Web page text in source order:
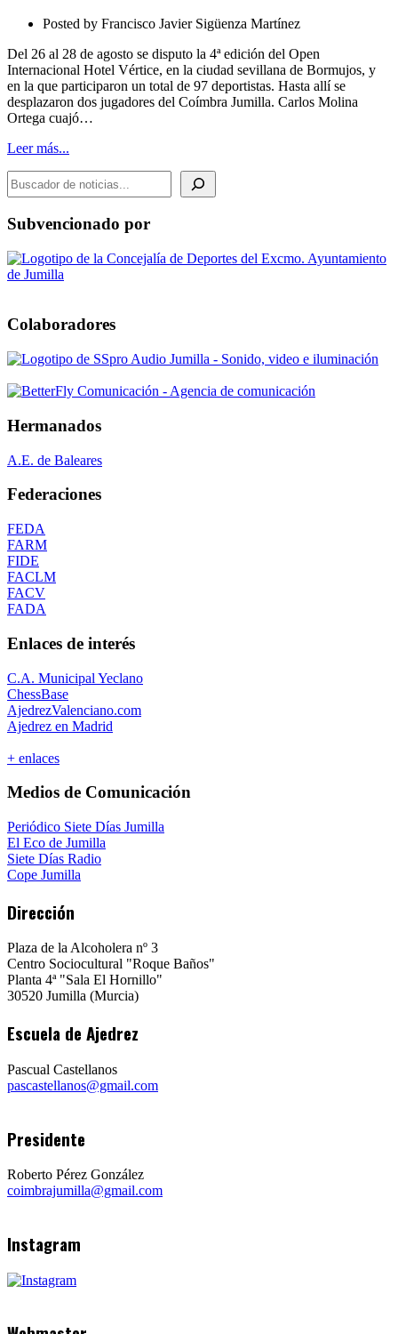
Bormujos
Posted by Francisco Javier Sigüenza Martínez
Del 26 al 28 de agosto se disputo la 4ª edición del Open
Internacional Hotel Vértice, en la ciudad sevillana de Bormujos, y
en la que participaron un total de 97 deportistas. Hasta allí se
desplazaron dos jugadores del Coímbra Jumilla. Carlos Molina
Ortega cuajó…
Leer más...
BUSCADOR DE NOTICIAS
Subvencionado por
Colaboradores
Hermanados
A.E. de Baleares
Federaciones
FEDA
FARM
FIDE
FACLM
FACV
FADA
Enlaces de interés
C.A. Municipal Yeclano
ChessBase
AjedrezValenciano.com
Ajedrez en Madrid
+ enlaces
Medios de Comunicación
Periódico Siete Días Jumilla
El Eco de Jumilla
Siete Días Radio
Cope Jumilla
Dirección
Plaza de la Alcoholera nº 3
Centro Sociocultural "Roque Baños"
Planta 4ª "Sala El Hornillo"
30520 Jumilla (Murcia)
Escuela de Ajedrez
Pascual Castellanos
pascastellanos@gmail.com
Presidente
Roberto Pérez González
coimbrajumilla@gmail.com
Instagram